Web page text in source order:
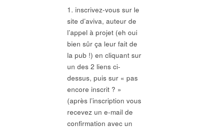
1. inscrivez-vous sur le
site d’aviva, auteur de
l’appel à projet (eh oui
bien sûr ça leur fait de
la pub !) en cliquant sur
un des 2 liens ci-
dessus, puis sur « pas
encore inscrit ? »
(après l’inscription vous
recevez un e-mail de
confirmation avec un